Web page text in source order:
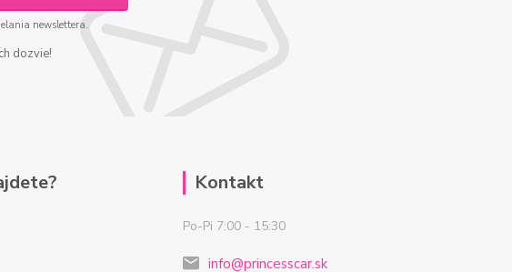
newslettera.
dozvie!
Kontakt
Po-Pi 7:00 - 15:30
info@princesscar.sk